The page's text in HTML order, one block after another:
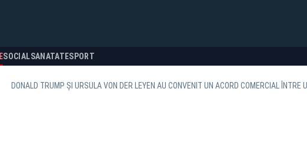
SOCIALSANATATESPORT
DONALD TRUMP ȘI URSULA VON DER LEYEN AU CONVENIT UN ACORD COMERCIAL ÎNTRE